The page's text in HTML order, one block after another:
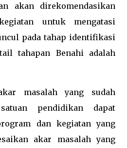
akan direkomendasikan
untuk mengatasi
pada tahap identifikasi
tahapan Benahi adalah
masalah yang sudah
pendidikan dapat
dan kegiatan yang
akar masalah yang